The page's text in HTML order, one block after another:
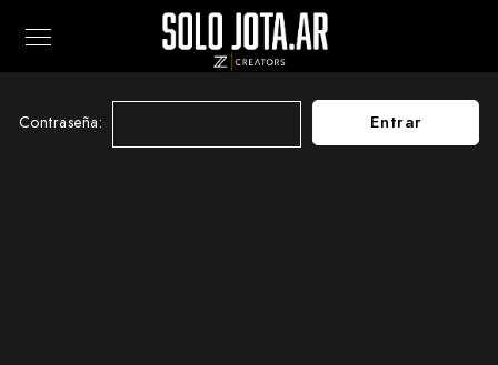
Este contenido está protegido por contraseña. Para verlo ingresá
tu contraseña a continuación:
Contraseña: